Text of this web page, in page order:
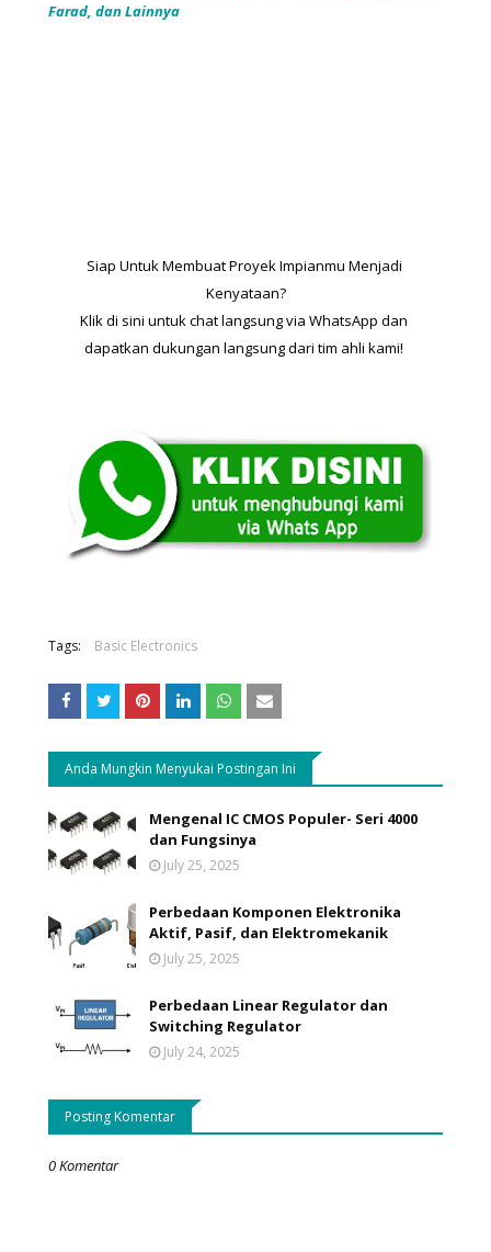
Farad, dan Lainnya
Siap Untuk Membuat Proyek Impianmu Menjadi
Kenyataan?
Klik di sini untuk chat langsung via WhatsApp dan
dapatkan dukungan langsung dari tim ahli kami!
Tags: Basic Electronics
Anda Mungkin Menyukai Postingan Ini
Mengenal IC CMOS Populer- Seri 4000
dan Fungsinya
July 25, 2025
Perbedaan Komponen Elektronika
Aktif, Pasif, dan Elektromekanik
July 25, 2025
Perbedaan Linear Regulator dan
Switching Regulator
July 24, 2025
Posting Komentar
0 Komentar